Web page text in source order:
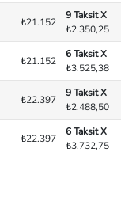
₺21.152
9 Taksit X
₺2.350,25
₺21.152
6 Taksit X
₺3.525,38
₺22.397
9 Taksit X
₺2.488,50
₺22.397
6 Taksit X
₺3.732,75